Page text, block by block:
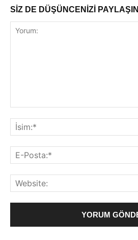
SİZ DE DÜŞÜNCENİZİ PAYLAŞIN